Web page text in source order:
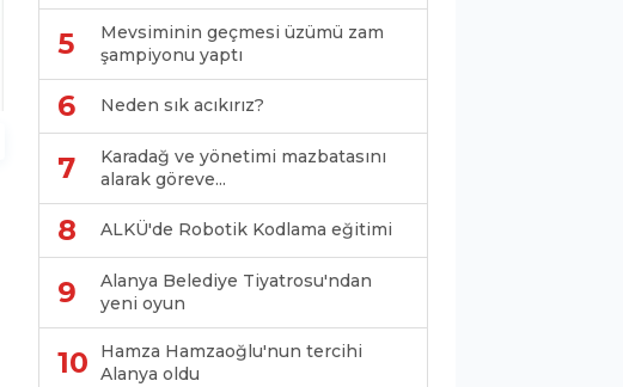
5
Mevsiminin geçmesi üzümü zam
şampiyonu yaptı
6 Neden sık acıkırız?
7
Karadağ ve yönetimi mazbatasını
alarak göreve...
8 ALKÜ'de Robotik Kodlama eğitimi
9
Alanya Belediye Tiyatrosu'ndan
yeni oyun
10
Hamza Hamzaoğlu'nun tercihi
Alanya oldu